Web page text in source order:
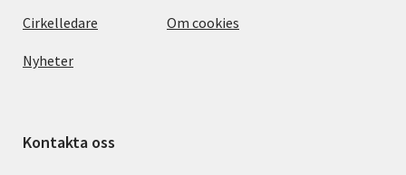
Cirkelledare
Nyheter
Om cookies
Kontakta oss